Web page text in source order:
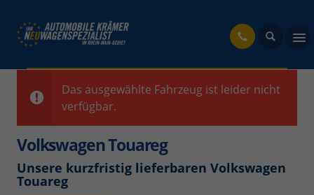
Das ausgewählte Fahrzeug ist leider nicht
verfügbar.
Volkswagen Touareg
Unsere kurzfristig lieferbaren Volkswagen
Touareg